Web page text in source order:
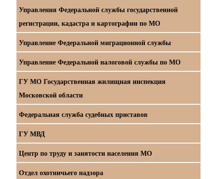
Управления Федеральной службы государственной
регистрации, кадастра и картографии по МО
Управление Федеральной миграционной службы
Управление Федеральной налоговой службы по МО
ГУ МО Государственная жилищная инспекция
Московской области
Федеральная служба судебных приставов
ГУ МВД
Центр по труду и занятости населения МО
Отдел охотничьего надзора